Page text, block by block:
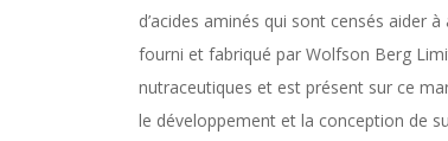
d’acides aminés qui sont censés aider
fourni et fabriqué par Wolfson Berg
nutraceutiques et est présent sur ce
le développement et la conception de